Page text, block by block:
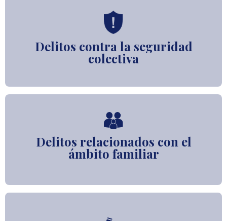
Delitos contra la seguridad
colectiva
Delitos relacionados con el
ámbito familiar